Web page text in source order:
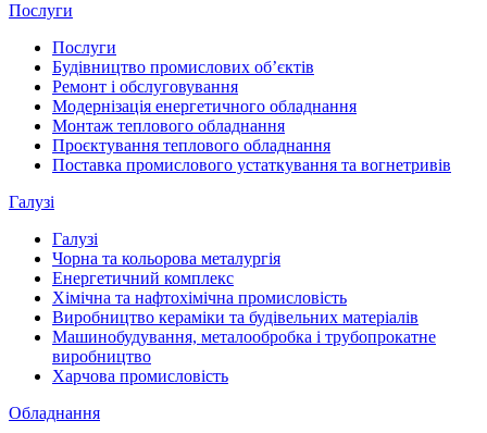
Послуги
Послуги
Будівництво промислових обʼєктів
Ремонт і обслуговування
Модернізація енергетичного обладнання
Монтаж теплового обладнання
Проєктування теплового обладнання
Поставка промислового устаткування та вогнетривів
Галузі
Галузі
Чорна та кольорова металургія
Енергетичний комплекс
Хімічна та нафтохімічна промисловість
Виробництво кераміки та будівельних матеріалів
Машинобудування, металообробка і трубопрокатне
виробництво
Харчова промисловість
Обладнання